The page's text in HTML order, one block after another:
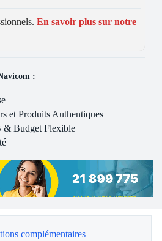
En savoir plus sur notre
:
et Produits Authentiques
& Budget Flexible
complémentaires